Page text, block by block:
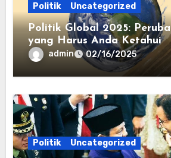
Politik Uncategorized
Politik Global 2025:
yang Harus Anda Ketahui
admin 02/16/2025
Politik Uncategorized